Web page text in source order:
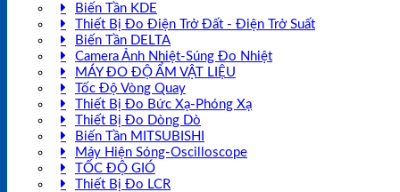
Biến Tần KDE
Thiết Bị Đo Điện Trở Đất - Điện Trở Suất
Biến Tần DELTA
Camera Ảnh Nhiệt-Súng Đo Nhiệt
MÁY ĐO ĐỘ ẨM VẬT LIỆU
Tốc Độ Vòng Quay
Thiết Bị Đo Bức Xạ-Phóng Xạ
Thiết Bị Đo Dòng Dò
Biến Tần MITSUBISHI
Máy Hiện Sóng-Oscilloscope
TỐC ĐỘ GIÓ
Thiết Bị Đo LCR